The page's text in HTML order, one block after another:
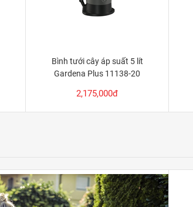
Bình tưới cây áp suất 5 lít
Gardena Plus 11138-20
2,175,000đ